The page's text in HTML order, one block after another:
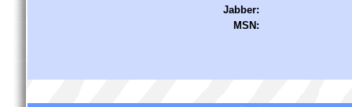
Jabber:
MSN: